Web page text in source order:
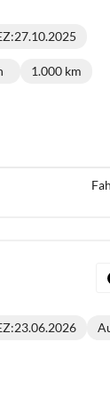
27.10.2025
1.000 km
23.06.2026